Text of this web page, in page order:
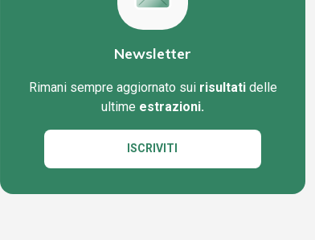
Newsletter
Rimani sempre aggiornato sui risultatidelle
ultime estrazioni.
ISCRIVITI